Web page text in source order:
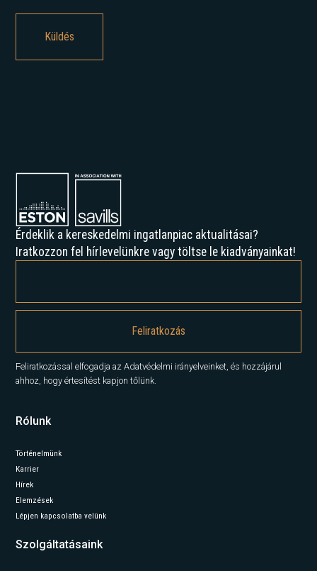
Érdeklik a kereskedelmi ingatlanpiac aktualitásai?
Iratkozzon fel hírlevelünkre vagy töltse le kiadványainkat!
Feliratkozással elfogadja az Adatvédelmi irányelveinket, és hozzájárul
ahhoz, hogy értesítést kapjon tőlünk.
Rólunk
Történelmünk
Karrier
Hírek
Elemzések
Lépjen kapcsolatba velünk
Szolgáltatásaink